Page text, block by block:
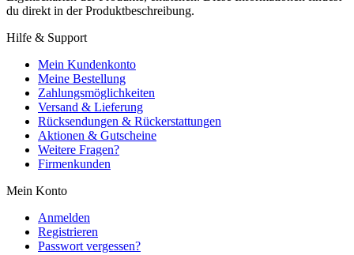
du direkt in der Produktbeschreibung.
Hilfe & Support
Mein Kundenkonto
Meine Bestellung
Zahlungsmöglichkeiten
Versand & Lieferung
Rücksendungen & Rückerstattungen
Aktionen & Gutscheine
Weitere Fragen?
Firmenkunden
Mein Konto
Anmelden
Registrieren
Passwort vergessen?